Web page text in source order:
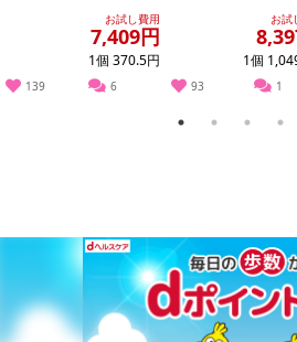
必ずご確認ください。
【キャンセルについて】
記載されている内容を必ずご確認いただ
にご納得いただきましたうえでお申し
また、[新たな加工食品の原料原産地表
了により、商品詳細内に記載の原産国・
合がございます。
あらかじめご了承いただいた上でお申込
本体＆つめかえ用セッ
お試し費用
7,409円
1個 370.5円
139 6
トパウチ 1780ml
お試
1個
93 1
1 2 3 4